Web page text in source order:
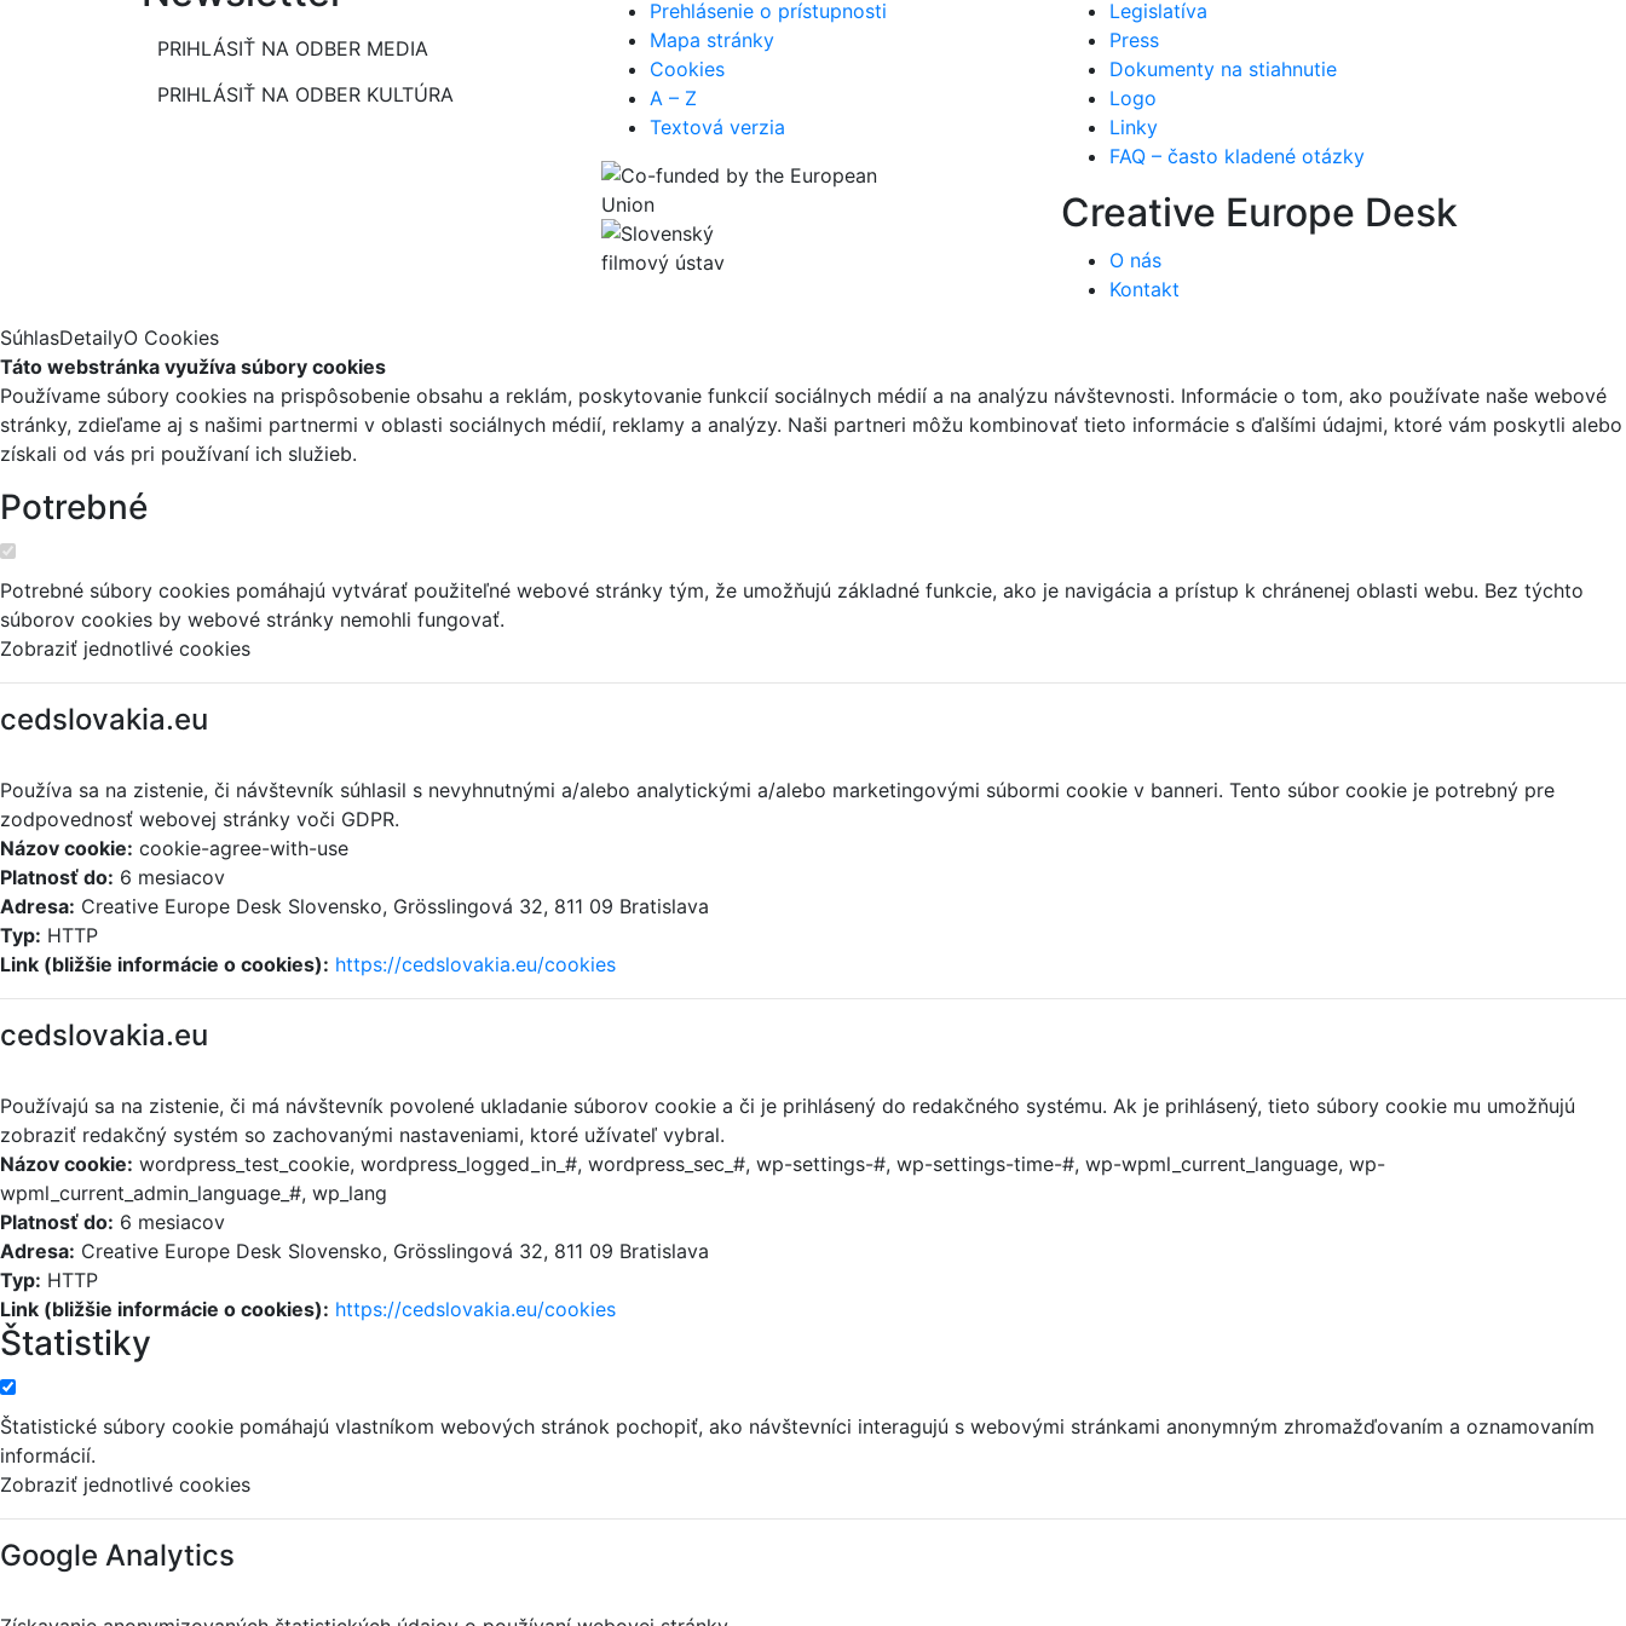
PRIHLÁSIŤ NA ODBER MEDIA
PRIHLÁSIŤ NA ODBER KULTÚRA
Prehlásenie o prístupnosti
Mapa stránky
Cookies
A – Z
Textová verzia
Legislatíva
Press
Dokumenty na stiahnutie
Logo
Linky
FAQ – často kladené otázky
Creative Europe Desk
O nás
Kontakt
SúhlasDetailyO Cookies
Táto webstránka využíva súbory cookies
Používame súbory cookies na prispôsobenie obsahu a reklám, poskytovanie funkcií sociálnych médií a na analýzu návštevnosti. Informácie o tom, ako používate naše webové
stránky, zdieľame aj s našimi partnermi v oblasti sociálnych médií, reklamy a analýzy. Naši partneri môžu kombinovať tieto informácie s ďalšími údajmi, ktoré vám poskytli alebo
získali od vás pri používaní ich služieb.
Potrebné
Potrebné súbory cookies pomáhajú vytvárať použiteľné webové stránky tým, že umožňujú základné funkcie, ako je navigácia a prístup k chránenej oblasti webu. Bez týchto
súborov cookies by webové stránky nemohli fungovať.
Zobraziť jednotlivé cookies
cedslovakia.eu
Používa sa na zistenie, či návštevník súhlasil s nevyhnutnými a/alebo analytickými a/alebo marketingovými súbormi cookie v banneri. Tento súbor cookie je potrebný pre
zodpovednosť webovej stránky voči GDPR.
Názov cookie: cookie-agree-with-use
Platnosť do: 6 mesiacov
Adresa: Creative Europe Desk Slovensko, Grösslingová 32, 811 09 Bratislava
Typ: HTTP
Link (bližšie informácie o cookies): https://cedslovakia.eu/cookies
cedslovakia.eu
Používajú sa na zistenie, či má návštevník povolené ukladanie súborov cookie a či je prihlásený do redakčného systému. Ak je prihlásený, tieto súbory cookie mu umožňujú
zobraziť redakčný systém so zachovanými nastaveniami, ktoré užívateľ vybral.
Názov cookie: wordpress_test_cookie, wordpress_logged_in_#, wordpress_sec_#, wp-settings-#, wp-settings-time-#, wp-wpml_current_language, wp-
wpml_current_admin_language_#, wp_lang
Platnosť do: 6 mesiacov
Adresa: Creative Europe Desk Slovensko, Grösslingová 32, 811 09 Bratislava
Typ: HTTP
Link (bližšie informácie o cookies): https://cedslovakia.eu/cookies
Štatistiky
Štatistické súbory cookie pomáhajú vlastníkom webových stránok pochopiť, ako návštevníci interagujú s webovými stránkami anonymným zhromažďovaním a oznamovaním
informácií.
Zobraziť jednotlivé cookies
Google Analytics